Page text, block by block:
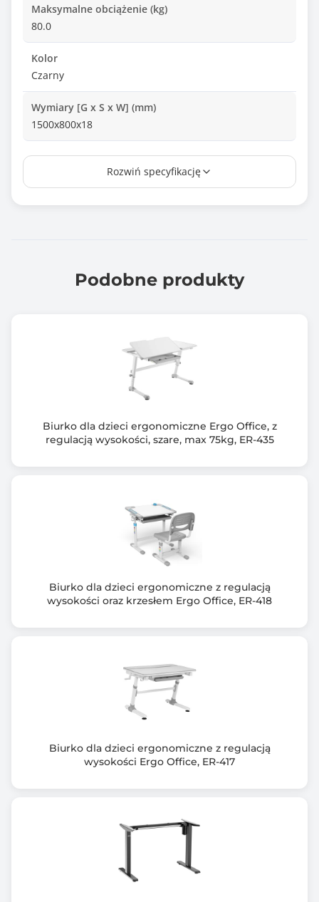
Maksymalne obciążenie (kg)
80.0
Kolor
Czarny
Wymiary [G x S x W] (mm)
1500x800x18
Waga netto (kg)
Zawartość opakowania
max. 80kg
Solidna stalowa konstrukcja zapewnia wysoką
Gwarancja producenta [mies.]
Rozwiń specyfikację
Podobne produkty
Biurko dla dzieci ergonomiczne Ergo Office, z
regulacją wysokości, szare, max 75kg, ER-435
Biurko dla dzieci ergonomiczne z regulacją
wysokości oraz krzesłem Ergo Office, ER-418
Biurko dla dzieci ergonomiczne z regulacją
wysokości Ergo Office, ER-417